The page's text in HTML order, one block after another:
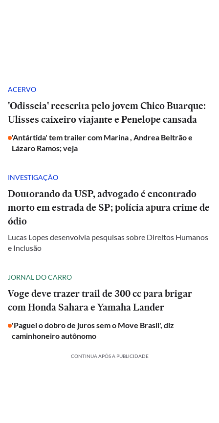
ACERVO
'Odisseia' reescrita pelo jovem Chico Buarque:
Ulisses caixeiro viajante e Penelope cansada
'Antártida' tem trailer com Marina , Andrea Beltrão e
Lázaro Ramos; veja
INVESTIGAÇÃO
Doutorando da USP, advogado é encontrado
morto em estrada de SP; polícia apura crime de
ódio
Lucas Lopes desenvolvia pesquisas sobre Direitos Humanos
e Inclusão
JORNAL DO CARRO
Voge deve trazer trail de 300 cc para brigar
com Honda Sahara e Yamaha Lander
'Paguei o dobro de juros sem o Move Brasil', diz
caminhoneiro autônomo
CONTINUA APÓS A PUBLICIDADE